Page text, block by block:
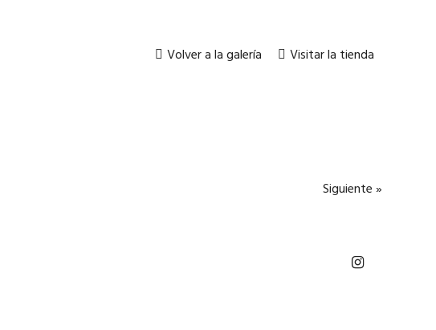
Volver a la galería Visitar la tienda
Siguiente »